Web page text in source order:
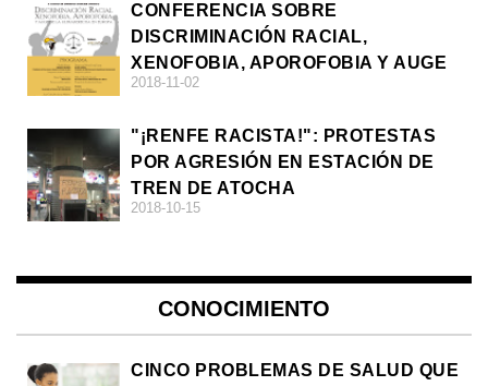
CONFERENCIA SOBRE
DISCRIMINACIÓN RACIAL,
XENOFOBIA, APOROFOBIA Y AUGE
DE LA ULTRADERECHA EN EUROPA
2018-11-02
"¡RENFE RACISTA!": PROTESTAS
POR AGRESIÓN EN ESTACIÓN DE
TREN DE ATOCHA
2018-10-15
CONOCIMIENTO
CINCO PROBLEMAS DE SALUD QUE